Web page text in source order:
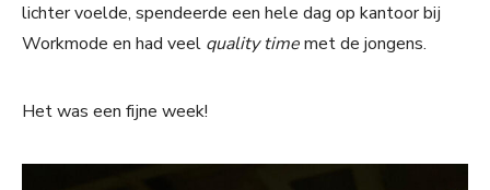
lichter voelde, spendeerde een hele dag op kantoor bij
Workmode en had veel quality timemet de jongens.
Het was een fijne week!